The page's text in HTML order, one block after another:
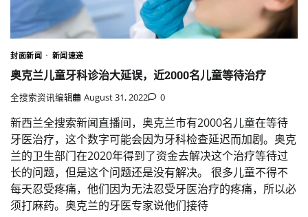
封面新闻 新闻速递
奥克兰儿童牙科诊治大延误，近2000名儿童等待治疗
全搜索资讯编辑 August 31, 2022 0
新西兰全搜索新闻直播间，奥克兰市有2000名儿童在等待
牙医治疗，这个数字可能会因为牙科检查延迟而加剧。奥克
兰的卫生部门在2020年得到了资金去解决这个治疗等待过
长的问题，但是这个问题还是没有解决。 很多儿童不得不
每天忍受疼痛，他们因为无法忍受牙医治疗的疼痛，所以必
须打麻药。奥克兰的牙医专家说他们接待